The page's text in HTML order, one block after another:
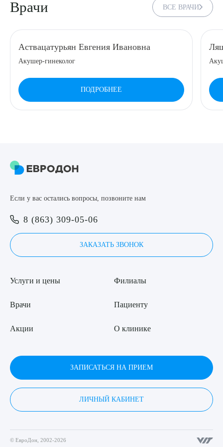
ЗАКАЗАТЬ ЗВОНОК
ЗАПИСЬ ОНЛАЙН
Врачи ВСЕ ВРАЧИ
Аствацатурьян Евгения Ивановна
Акушер-гинеколог
ПОДРОБНЕЕ
Если у вас остались вопросы, позвоните нам
8 (863) 309-05-06
ЗАКАЗАТЬ ЗВОНОК
Услуги и цены
Врачи
Акции
Филиалы
Пациенту
О клинике
ЗАПИСАТЬСЯ НА ПРИЕМ
ЛИЧНЫЙ КАБИНЕТ
© ЕвроДон, 2002-2026
ОТПРАВИТЬ
Я даю согласие наобработку персональных данных